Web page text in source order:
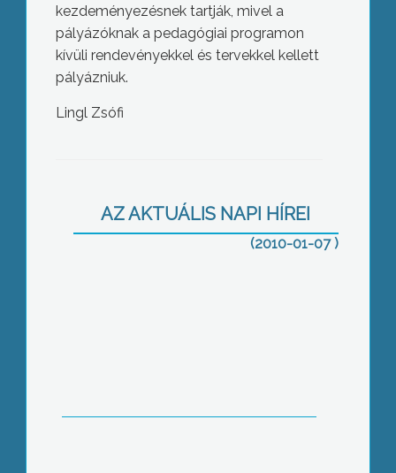
kezdeményezésnek tartják, mivel a
pályázóknak a pedagógiai programon
kívüli rendevényekkel és tervekkel kellett
pályázniuk.
Lingl Zsófi
AZ AKTUÁLIS NAPI HÍREI
(2010-01-07 )
felmérése szerint a 22.helyen áll